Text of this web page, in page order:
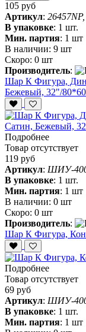
105 руб
Артикул:
В упаковке: 1 шт.
Мин. партия: 1 шт
В наличии: 9 шт
Скоро: 0 шт
Производитель:
Шар К Фигура,
Бежевый, 32"/
Подробнее
Товар отсутствует
119 руб
Артикул: ШИУ-
В упаковке: 1 шт.
Мин. партия: 1 шт
В наличии: 0 шт
Скоро: 0 шт
Производитель:
Шар К Фигура,
Подробнее
Товар отсутствует
69 руб
Артикул: ШИУ-
В упаковке: 1 шт.
Мин. партия: 1 шт